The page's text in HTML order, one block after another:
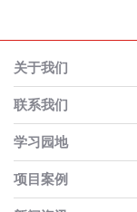
关于我们
联系我们
学习园地
项目案例